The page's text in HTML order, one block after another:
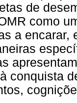
de
como
a
conquista